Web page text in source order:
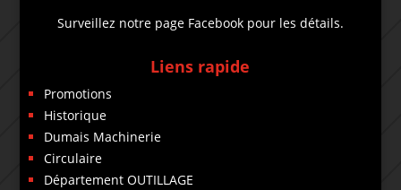
Surveillez notre page Facebook pour les détails.
Liens rapide
Promotions
Historique
Dumais Machinerie
Circulaire
Département OUTILLAGE